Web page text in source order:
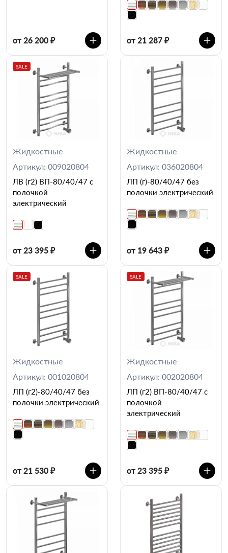
от 26 200 ₽ от 21 287 ₽
SALE
Жидкостные
Артикул: 009020804
ЛВ (г2) ВП-80/40/47 с
полочкой
электрический
от 23 395 ₽
Жидкостные
Артикул: 036020804
ЛП (г)-80/40/47 без
полочки электрический
от 19 643 ₽
SALE
Жидкостные
Артикул: 001020804
ЛП (г2)-80/40/47 без
полочки электрический
от 21 530 ₽
SALE
Жидкостные
Артикул: 002020804
ЛП (г2) ВП-80/40/47 с
полочкой
электрический
от 23 395 ₽